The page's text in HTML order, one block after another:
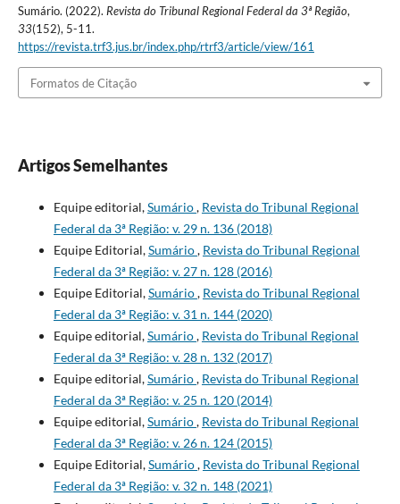
Sumário. (2022). Revista do Tribunal Regional Federal da 3ª Região,
33(152), 5-11.
https://revista.trf3.jus.br/index.php/rtrf3/article/view/161
Formatos de Citação
Artigos Semelhantes
Equipe editorial,Sumário, Revista do Tribunal Regional
Federal da 3ª Região: v. 29 n. 136 (2018)
Equipe Editorial,Sumário, Revista do Tribunal Regional
Federal da 3ª Região: v. 27 n. 128 (2016)
Equipe Editorial,Sumário, Revista do Tribunal Regional
Federal da 3ª Região: v. 31 n. 144 (2020)
Equipe editorial,Sumário, Revista do Tribunal Regional
Federal da 3ª Região: v. 28 n. 132 (2017)
Equipe editorial,Sumário, Revista do Tribunal Regional
Federal da 3ª Região: v. 25 n. 120 (2014)
Equipe editorial,Sumário, Revista do Tribunal Regional
Federal da 3ª Região: v. 26 n. 124 (2015)
Equipe Editorial,Sumário, Revista do Tribunal Regional
Federal da 3ª Região: v. 32 n. 148 (2021)